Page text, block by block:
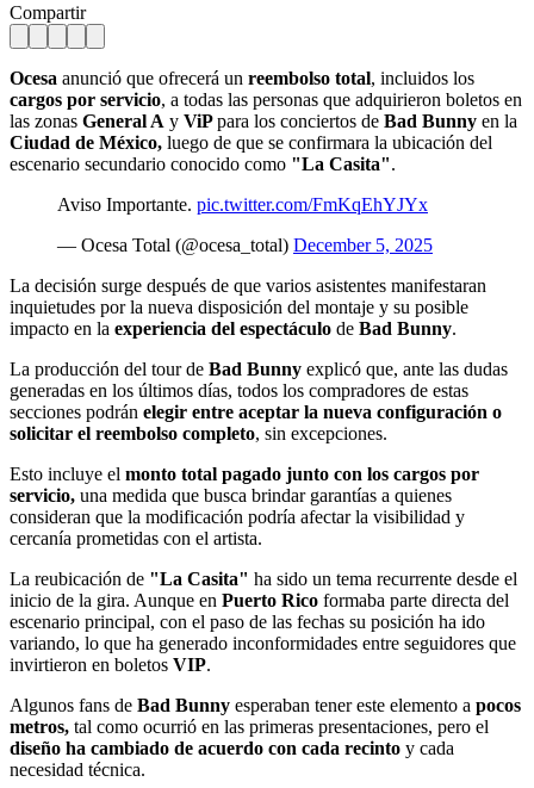
Compartir
Ocesa anunció que ofrecerá un reembolso total, incluidos los
cargos por servicio, a todas las personas que adquirieron boletos en
las zonas General A y ViPpara los conciertos de Bad Bunny en la
Ciudad de México, luego de que se confirmara la ubicación del
escenario secundario conocido como "La Casita".
Aviso Importante. pic.twitter.com/FmKqEhYJYx
— Ocesa Total (@ocesa_total) December 5, 2025
La decisión surge después de que varios asistentes manifestaran
inquietudes por la nueva disposición del montaje y su posible
impacto en la experiencia del espectáculo de Bad Bunny.
La producción del tour de Bad Bunny explicó que, ante las dudas
generadas en los últimos días, todos los compradores de estas
secciones podrán elegir entre aceptar la nueva configuración o
solicitar el reembolso completo, sin excepciones.
Esto incluye el monto total pagado junto con los cargos por
servicio, una medida que busca brindar garantías a quienes
consideran que la modificación podría afectar la visibilidad y
cercanía prometidas con el artista.
La reubicación de "La Casita" ha sido un tema recurrente desde el
inicio de la gira. Aunque en Puerto Rico formaba parte directa del
escenario principal, con el paso de las fechas su posición ha ido
variando, lo que ha generado inconformidades entre seguidores que
invirtieron en boletos VIP.
Algunos fans de Bad Bunny esperaban tener este elemento a pocos
metros, tal como ocurrió en las primeras presentaciones, pero el
diseño ha cambiado de acuerdo con cada recinto y cada
necesidad técnica.